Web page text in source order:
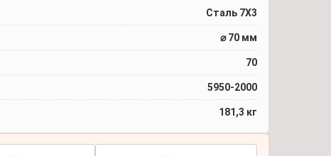
Сталь 7Х3
⌀ 70 мм
70
5950-2000
181,3 кг